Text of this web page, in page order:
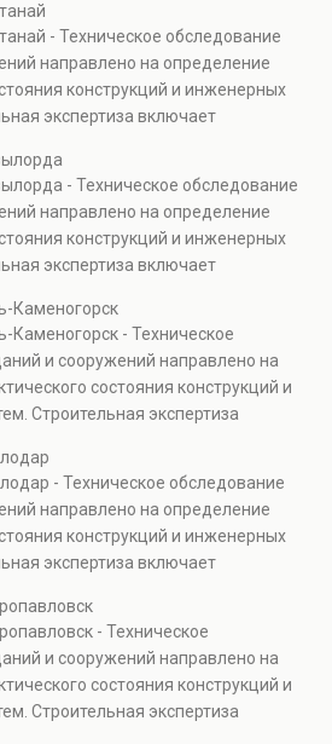
эксплуатационной безопасности.
при покупке недвижимости,
и реконструкции объектов, а
разбирательствах и технических
- Техническое обследование
направлено на определение
конструкций и инженерных
экспертиза включает
эксплуатационной безопасности.
при покупке недвижимости,
и реконструкции объектов, а
разбирательствах и технических
- Техническое обследование
направлено на определение
конструкций и инженерных
экспертиза включает
эксплуатационной безопасности.
при покупке недвижимости,
и реконструкции объектов, а
разбирательствах и технических
Каменогорск
Каменогорск - Техническое
и сооружений направлено на
состояния конструкций и
Строительная экспертиза
и оценку эксплуатационной
востребована при покупке
ремонте и реконструкции
при судебных разбирательствах и
- Техническое обследование
направлено на определение
конструкций и инженерных
экспертиза включает
эксплуатационной безопасности.
при покупке недвижимости,
и реконструкции объектов, а
разбирательствах и технических
- Техническое
и сооружений направлено на
состояния конструкций и
Строительная экспертиза